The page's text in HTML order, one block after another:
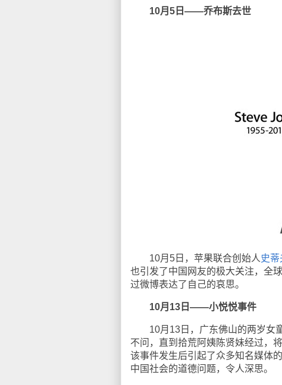
10月5日——乔布斯去世
10月5日，苹果联合创始人 史蒂
也引发了中国网友的极大关注，全
过微博表达了自己的哀思。
10月13日——小悦悦事件
10月13日，广东佛山的两岁女
不问，直到拾荒阿姨陈贤妹经过，
该事件发生后引起了众多知名媒体
中国社会的道德问题，令人深思。